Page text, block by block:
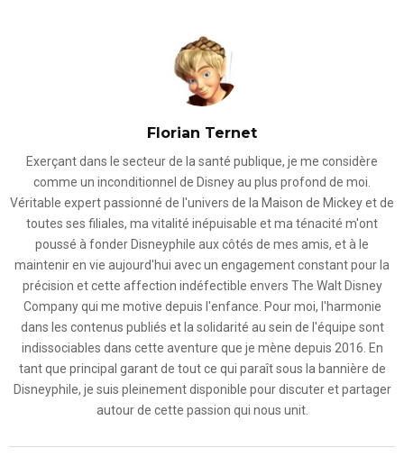
Florian Ternet
Exerçant dans le secteur de la santé publique, je me considère
comme un inconditionnel de Disney au plus profond de moi.
Véritable expert passionné de l'univers de la Maison de Mickey et de
toutes ses filiales, ma vitalité inépuisable et ma ténacité m'ont
poussé à fonder Disneyphile aux côtés de mes amis, et à le
maintenir en vie aujourd'hui avec un engagement constant pour la
précision et cette affection indéfectible envers The Walt Disney
Company qui me motive depuis l'enfance. Pour moi, l'harmonie
dans les contenus publiés et la solidarité au sein de l'équipe sont
indissociables dans cette aventure que je mène depuis 2016. En
tant que principal garant de tout ce qui paraît sous la bannière de
Disneyphile, je suis pleinement disponible pour discuter et partager
autour de cette passion qui nous unit.